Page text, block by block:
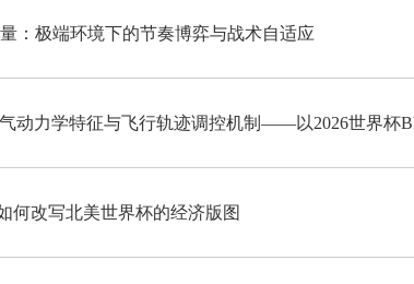
：极端环境下的节奏博弈与战术自适应
何改写北美世界杯的经济版图